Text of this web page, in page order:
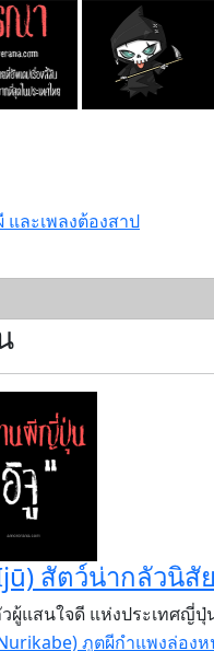
ละเพลงต้องสาป
สัตว์น่ากลัวนิสั
ผู้แสนใจดี แห่งประเทศญี่ปุ่